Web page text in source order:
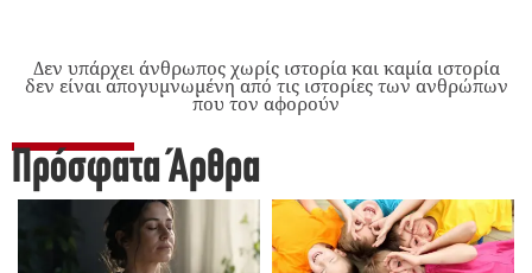
Δεν υπάρχει άνθρωπος χωρίς ιστορία και καμία ιστορία
δεν είναι απογυμνωμένη από τις ιστορίες των ανθρώπων
που τον αφορούν
Πρόσφατα Άρθρα